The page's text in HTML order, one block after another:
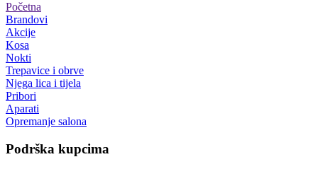
Početna
Brandovi
Akcije
Kosa
Nokti
Trepavice i obrve
Njega lica i tijela
Pribori
Aparati
Opremanje salona
Podrška kupcima